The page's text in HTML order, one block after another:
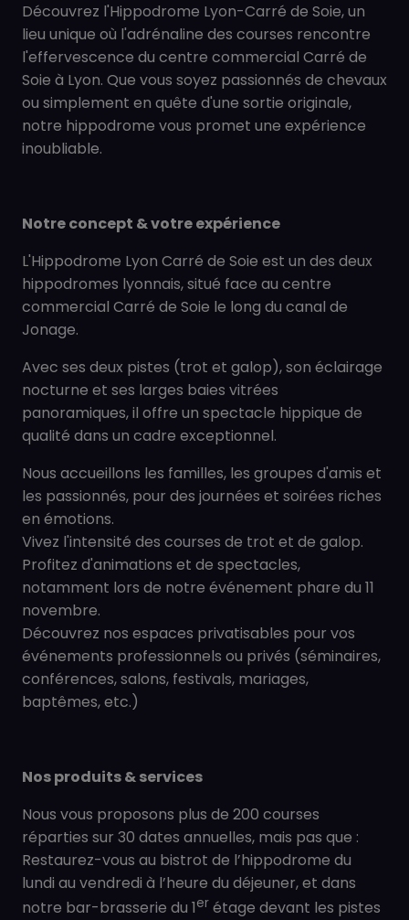
Découvrez l'Hippodrome Lyon-Carré de Soie, un
lieu unique où l'adrénaline des courses rencontre
l'effervescence du centre commercial Carré de
Soie à Lyon. Que vous soyez passionnés de chevaux
ou simplement en quête d'une sortie originale,
notre hippodrome vous promet une expérience
inoubliable.
Notre concept & votre expérience
L'Hippodrome Lyon Carré de Soie est un des deux
hippodromes lyonnais, situé face au centre
commercial Carré de Soie le long du canal de
Jonage.
Avec ses deux pistes (trot et galop), son éclairage
nocturne et ses larges baies vitrées
panoramiques, il offre un spectacle hippique de
qualité dans un cadre exceptionnel.
Nous accueillons les familles, les groupes d'amis et
les passionnés, pour des journées et soirées riches
en émotions.
Vivez l'intensité des courses de trot et de galop.
Profitez d'animations et de spectacles,
notamment lors de notre événement phare du 11
novembre.
Découvrez nos espaces privatisables pour vos
événements professionnels ou privés (séminaires,
conférences, salons, festivals, mariages,
baptêmes, etc.)
Nos produits & services
Nous vous proposons plus de 200 courses
réparties sur 30 dates annuelles, mais pas que :
Restaurez-vous au bistrot de l’hippodrome du
lundi au vendredi à l’heure du déjeuner, et dans
notre bar-brasserie du 1er étage devant les pistes